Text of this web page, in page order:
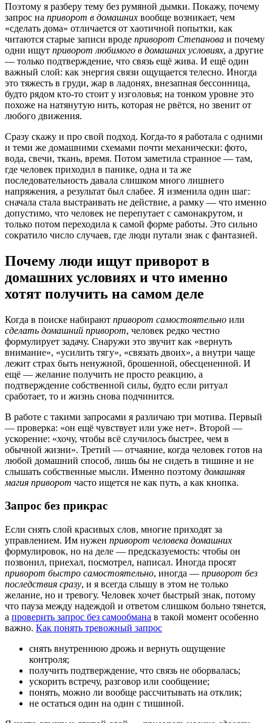
Поэтому я разберу тему без румяной дымки. Покажу, почему
запрос на приворот в домашних вообще возникает, чем
«сделать дома» отличается от хаотичной попытки, как
читаются старые записи вроде приворот Степанова и почему
одни ищут приворот любимого в домашних условиях, а другие
— только подтверждение, что связь ещё жива. И ещё один
важный слой: как энергия связи ощущается телесно. Иногда
это тяжесть в груди, жар в ладонях, внезапная бессонница,
будто рядом кто-то стоит у изголовья; на тонком уровне это
похоже на натянутую нить, которая не рвётся, но звенит от
любого движения.
Сразу скажу и про свой подход. Когда-то я работала с одними
и теми же домашними схемами почти механически: фото,
вода, свечи, ткань, время. Потом заметила странное — там,
где человек приходил в панике, одна и та же
последовательность давала слишком много лишнего
напряжения, а результат был слабее. Я изменила один шаг:
сначала стала выстраивать не действие, а рамку — что именно
допустимо, что человек не перепутает с самонакрутом, и
только потом переходила к самой форме работы. Это сильно
сократило число случаев, где люди путали знак с фантазией.
Почему люди ищут приворот в
домашних условиях и что именно
хотят получить на самом деле
Когда в поиске набирают приворот самостоятельно или
сделать домашний приворот, человек редко честно
формулирует задачу. Снаружи это звучит как «вернуть
внимание», «усилить тягу», «связать двоих», а внутри чаще
лежит страх быть ненужной, брошенной, обесцененной. И
ещё — желание получить не просто реакцию, а
подтверждение собственной силы, будто если ритуал
сработает, то и жизнь снова подчинится.
В работе с такими запросами я различаю три мотива. Первый
— проверка: «он ещё чувствует или уже нет». Второй —
ускорение: «хочу, чтобы всё случилось быстрее, чем в
обычной жизни». Третий — отчаяние, когда человек готов на
любой домашний способ, лишь бы не сидеть в тишине и не
слышать собственные мысли. Именно поэтому домашняя
магия приворот часто ищется не как путь, а как кнопка.
Запрос без прикрас
Если снять слой красивых слов, многие приходят за
управлением. Им нужен приворот человека домашних
формулировок, но на деле — предсказуемость: чтобы он
позвонил, приехал, посмотрел, написал. Иногда просят
приворот быстро самостоятельно, иногда — приворот без
последствия сразу, и я всегда слышу в этом не только
желание, но и тревогу. Человек хочет быстрый знак, потому
что пауза между надеждой и ответом слишком больно тянется,
а проверить запрос без самообмана в такой момент особенно
важно. Как понять тревожный запрос
снять внутреннюю дрожь и вернуть ощущение
контроля;
получить подтверждение, что связь не оборвалась;
ускорить встречу, разговор или сообщение;
понять, можно ли вообще рассчитывать на отклик;
не остаться один на один с тишиной.